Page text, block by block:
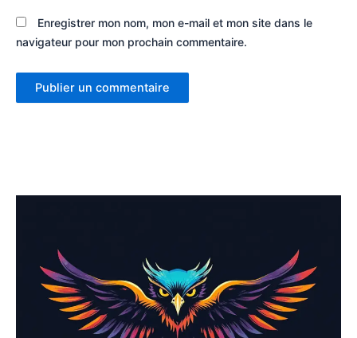
Enregistrer mon nom, mon e-mail et mon site dans le
navigateur pour mon prochain commentaire.